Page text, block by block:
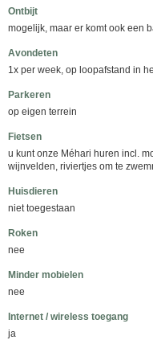
Ontbijt
mogelijk, maar er komt ook een
Avondeten
1x per week, op loopafstand in
Parkeren
op eigen terrein
Fietsen
u kunt onze Méhari huren incl.
wijnvelden, riviertjes om te
Huisdieren
niet toegestaan
Roken
nee
Minder mobielen
nee
Internet / wireless toegang
ja